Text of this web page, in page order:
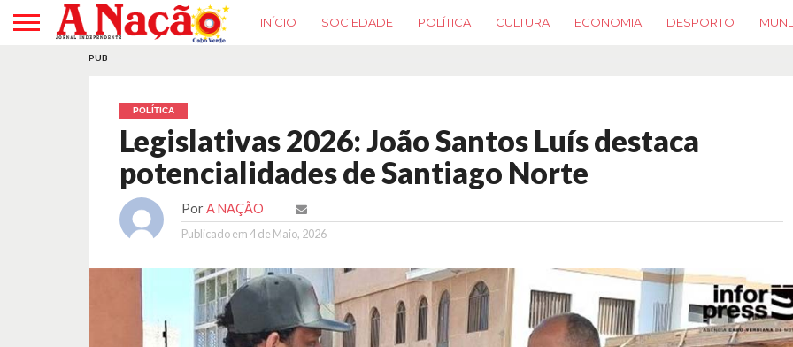
INÍCIO SOCIEDADE POLÍTICA CULTURA ECONOMIA DESPORTO
PUB
POLÍTICA
Legislativas 2026: João Santos Luís destaca
potencialidades de Santiago Norte
Por A NAÇÃO
Publicado em4 de Maio, 2026